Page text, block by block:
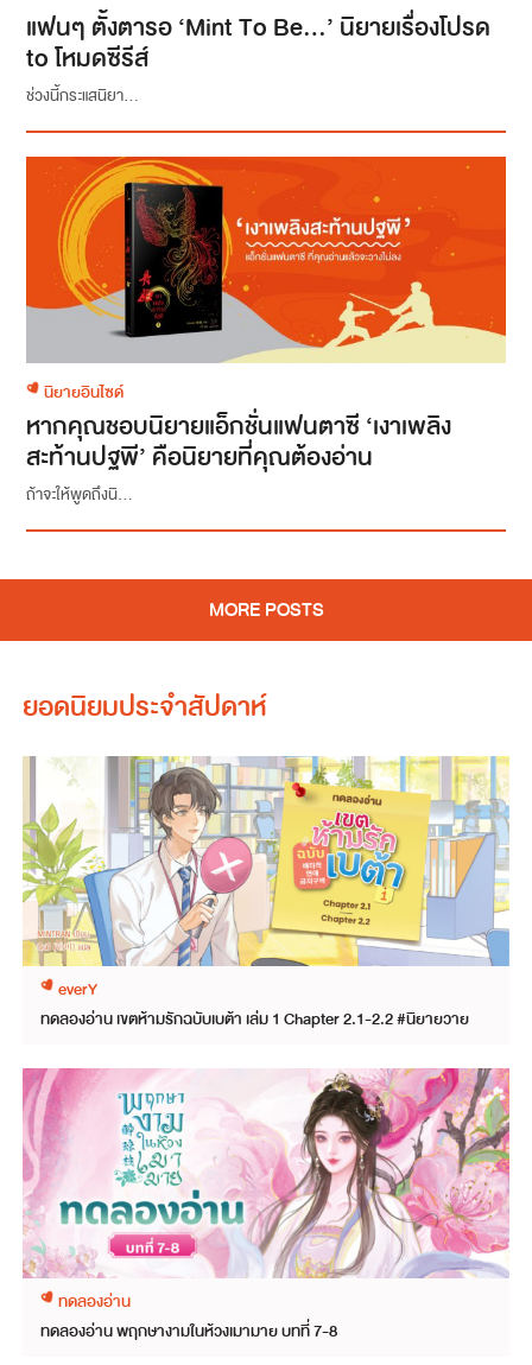
แฟนๆ ตั้งตารอ ‘Mint To Be…’ นิยายเรื่องโปรด
to โหมดซีรีส์
ช่วงนี้กระแสนิยา...
นิยายอินไซด์
หากคุณชอบนิยายแอ็กชั่นแฟนตาซี ‘เงาเพลิง
สะท้านปฐพี’ คือนิยายที่คุณต้องอ่าน
ถ้าจะให้พูดถึงนิ...
MORE POSTS
ยอดนิยมประจำสัปดาห์
everY
ทดลองอ่าน เขตห้ามรักฉบับเบต้า เล่ม 1 Chapter 2.1-2.2 #นิยายวาย
ทดลองอ่าน
ทดลองอ่าน พฤกษางามในห้วงเมามาย บทที่ 7-8